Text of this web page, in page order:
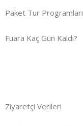
Paket Tur Programları
Fuara Kaç Gün Kaldı?
Ziyaretçi Verileri